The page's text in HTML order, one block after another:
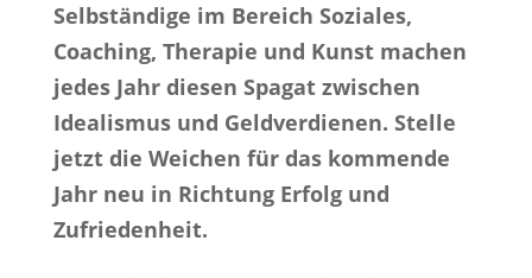
Selbständige im Bereich Soziales,
Coaching, Therapie und Kunst machen
jedes Jahr diesen Spagat zwischen
Idealismus und Geldverdienen. Stelle
jetzt die Weichen für das kommende
Jahr neu in Richtung Erfolg und
Zufriedenheit.